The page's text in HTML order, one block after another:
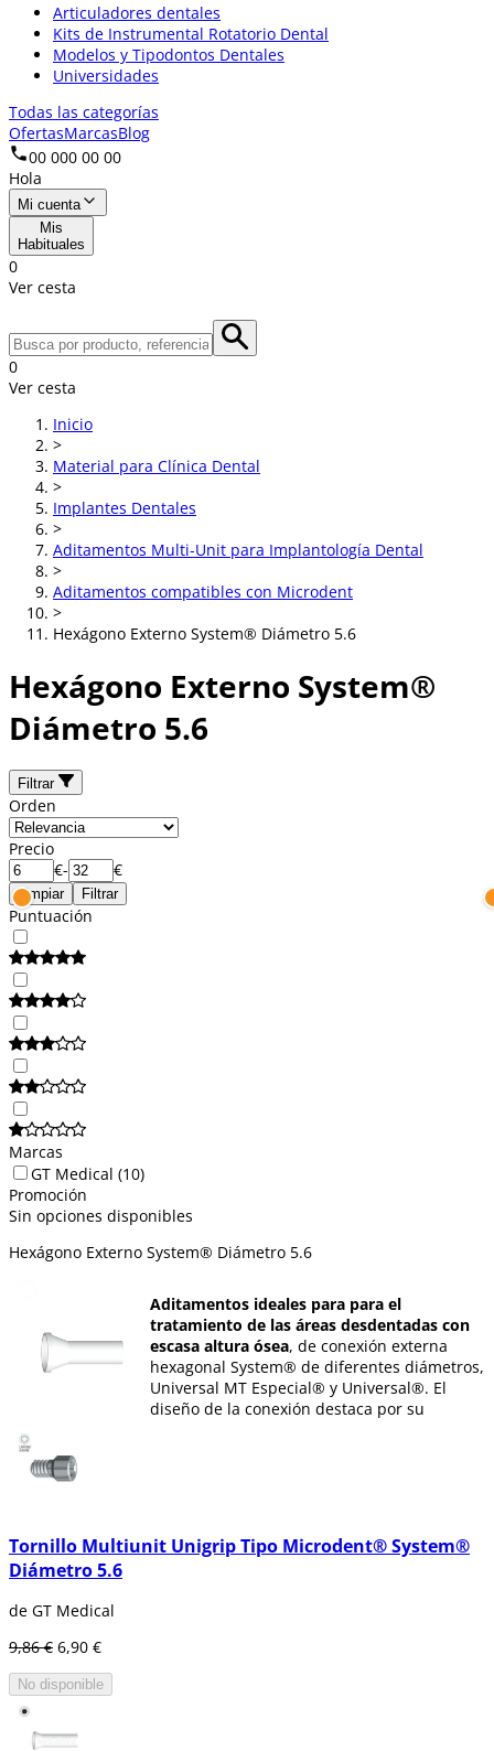
Articuladores dentales
Kits de Instrumental Rotatorio Dental
Modelos y Tipodontos Dentales
Universidades
Todas las categorías
OfertasMarcasBlog
00 000 00 00
Hola
Mi cuenta
Mis
Habituales
0
Ver cesta
0
Ver cesta
Inicio
>
Material para Clínica Dental
>
Implantes Dentales
>
Aditamentos Multi-Unit para Implantología Dental
>
Aditamentos compatibles con Microdent
>
Hexágono Externo System® Diámetro 5.6
Hexágono Externo System®
Diámetro 5.6
Filtrar
Orden
Precio
€- €
Limpiar Filtrar
Puntuación
Marcas
GT Medical (10)
Promoción
Sin opciones disponibles
Hexágono Externo System® Diámetro 5.6
Aditamentos ideales para para el
tratamiento de las áreas desdentadas con
escasa altura ósea, de conexión externa
hexagonal System® de diferentes diámetros,
Universal MT Especial® y Universal®. El
diseño de la conexión destaca por su
Tornillo Multiunit Unigrip Tipo Microdent® System®
Diámetro 5.6
de GT Medical
9,86 € 6,90 €
No disponible